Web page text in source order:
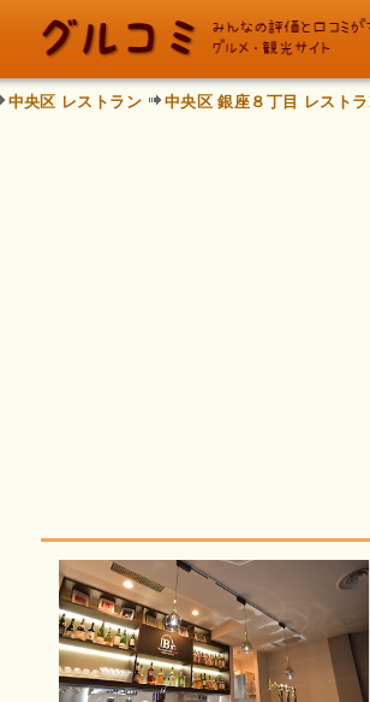
中央区 レストラン 中央区 銀座８丁目 レストラ